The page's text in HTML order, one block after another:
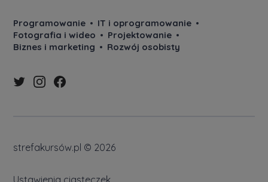
Programowanie
IT i oprogramowanie
Fotografia i wideo
Projektowanie
Biznes i marketing
Rozwój osobisty
strefakursów.pl © 2026
Ustawienia ciasteczek